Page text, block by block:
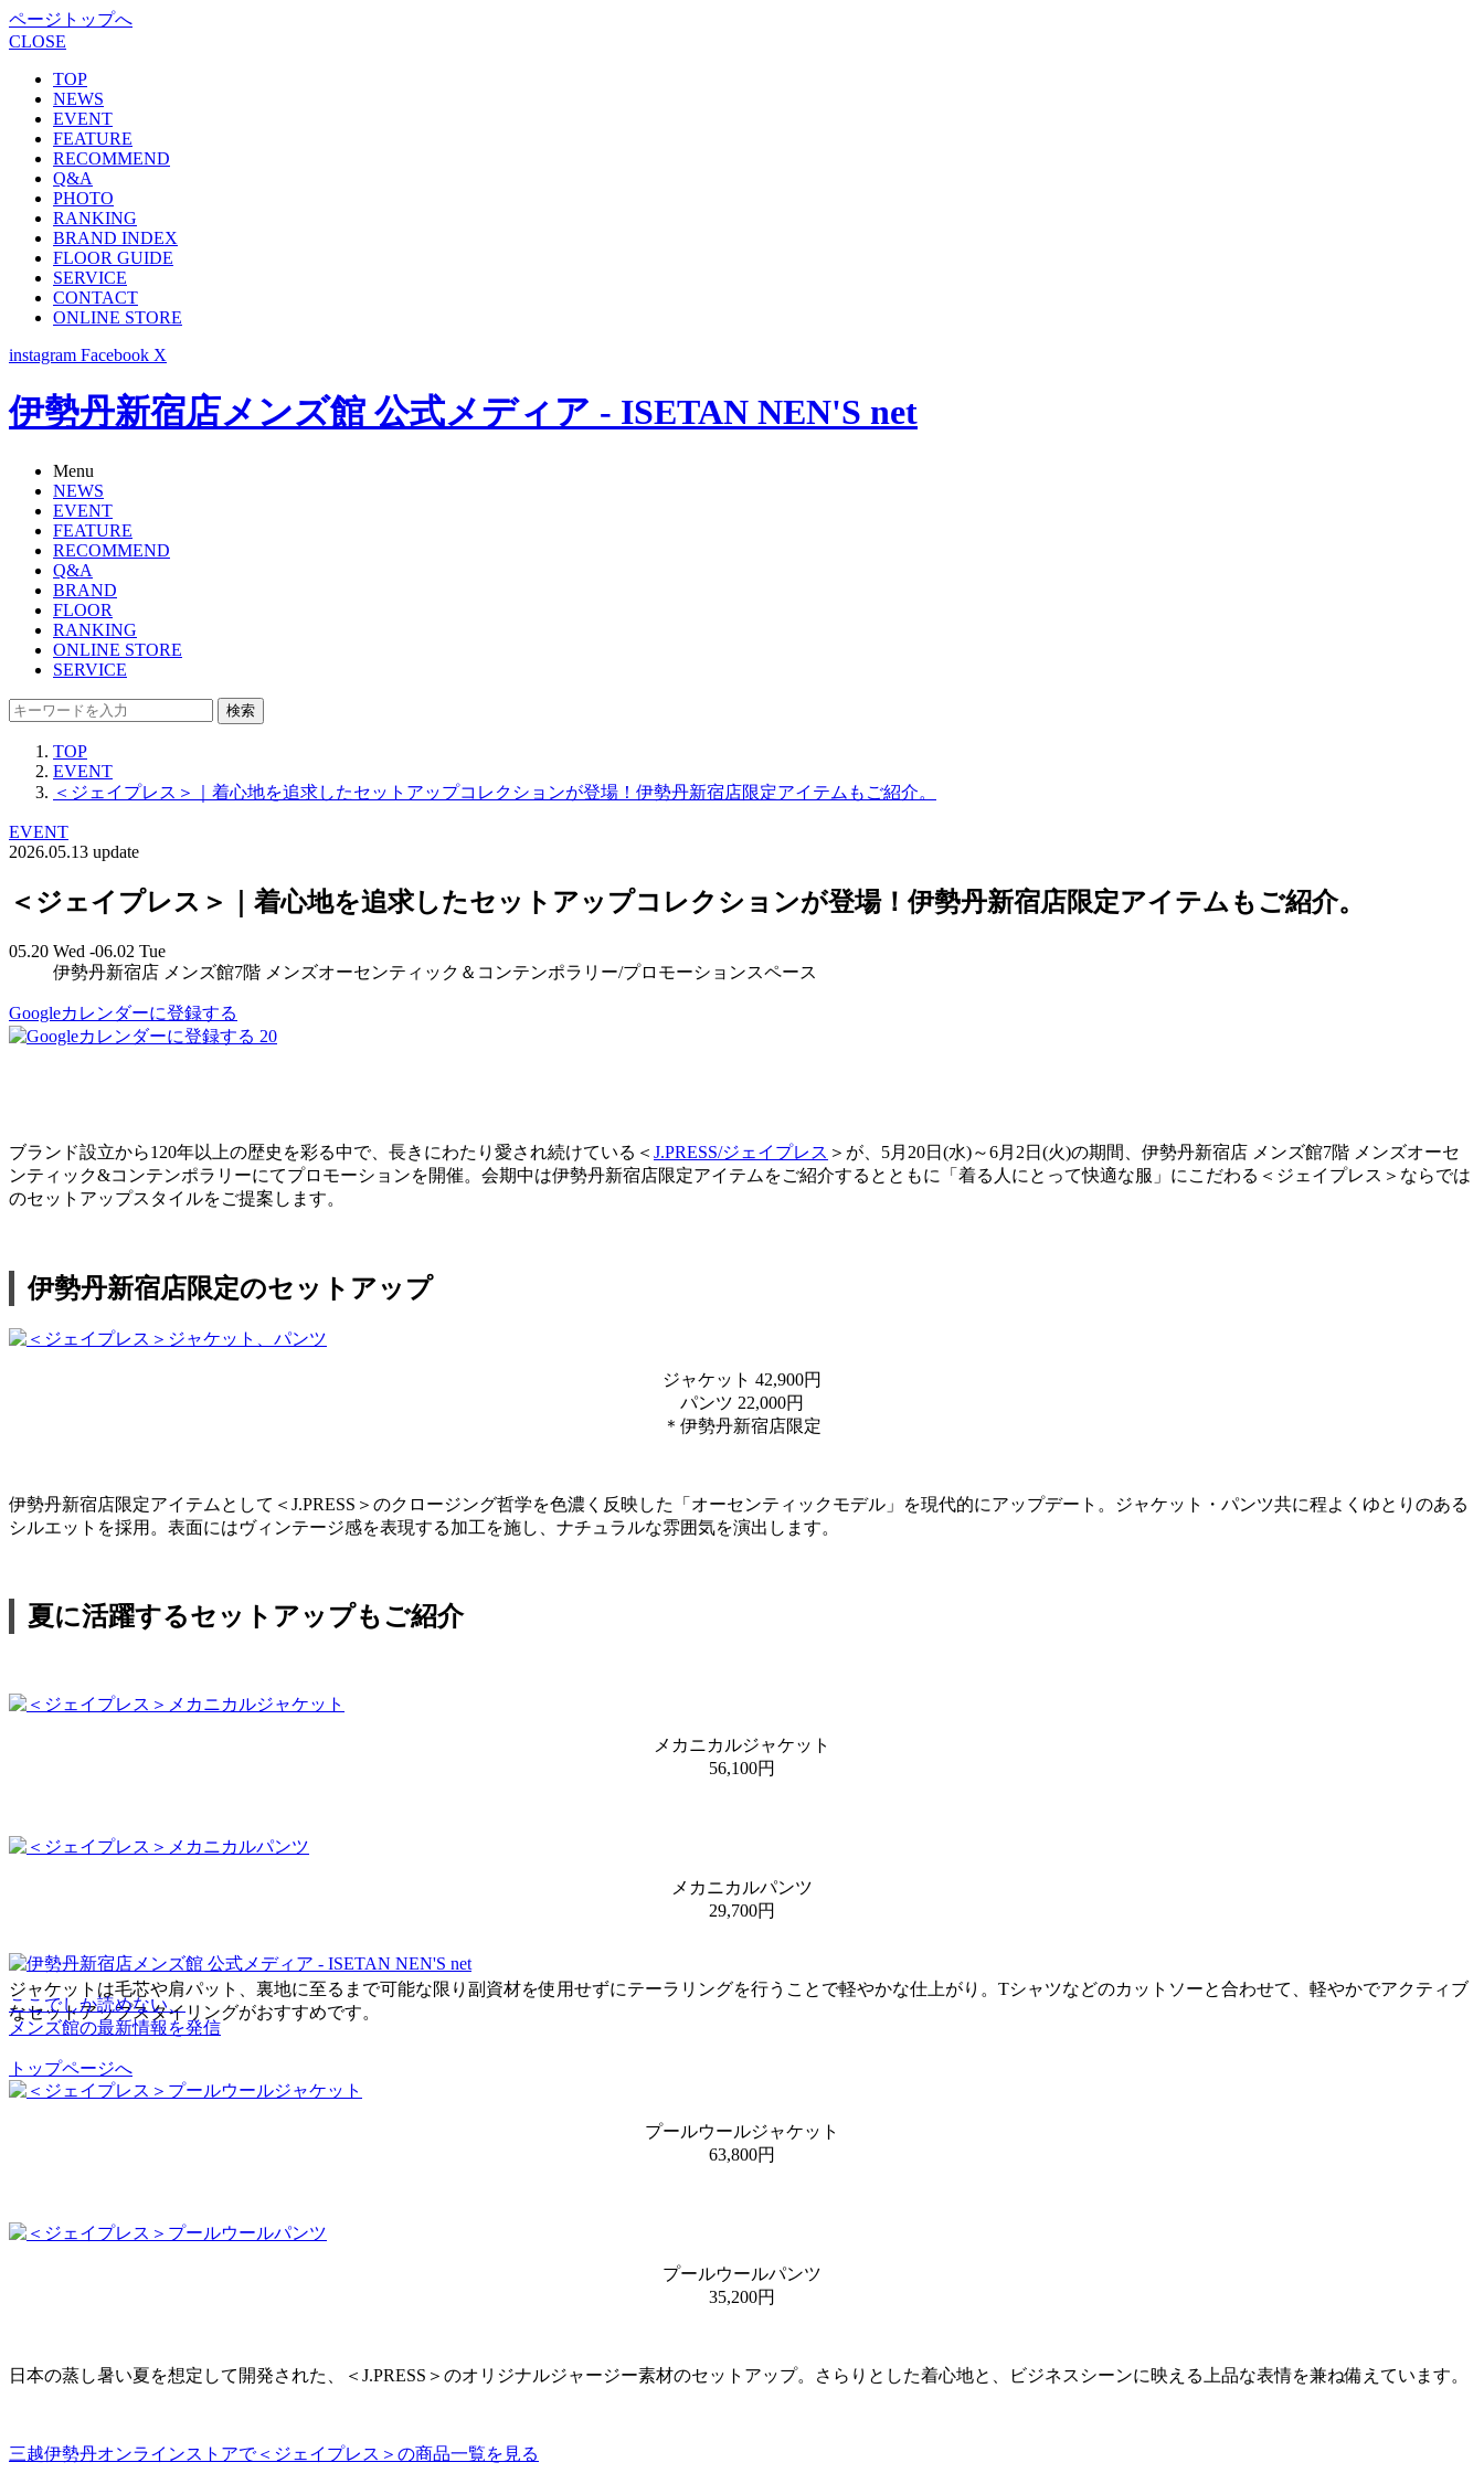
ページトップへ
CLOSE
TOP
NEWS
EVENT
FEATURE
RECOMMEND
Q&A
PHOTO
RANKING
BRAND INDEX
FLOOR GUIDE
SERVICE
CONTACT
ONLINE STORE
instagram Facebook X
伊勢丹新宿店メンズ館 公式メディア - ISETAN NEN'S net
Menu
NEWS
EVENT
FEATURE
RECOMMEND
Q&A
BRAND
FLOOR
RANKING
ONLINE STORE
SERVICE
検索
TOP
EVENT
＜ジェイプレス＞｜着心地を追求したセットアップコレクションが登場！伊勢丹新宿店限定アイテムもご紹介。
EVENT
2026.05.13 update
＜ジェイプレス＞｜着心地を追求したセットアップコレクションが登場！伊勢丹新宿店限定アイテムもご紹介。
05.20 Wed -06.02 Tue
伊勢丹新宿店 メンズ館7階 メンズオーセンティック＆コンテンポラリー/プロモーションスペース
Googleカレンダーに登録する
20
ブランド設立から120年以上の歴史を彩る中で、長きにわたり愛され続けている＜ J.PRESS/ジェイプレス ＞が、5月20日(水)～6月2日(火)の期間、伊勢丹新宿店 メンズ館7階 メンズオーセ
ンティック&コンテンポラリーにてプロモーションを開催。会期中は伊勢丹新宿店限定アイテムをご紹介するとともに「着る人にとって快適な服」にこだわる＜ジェイプレス＞ならでは
のセットアップスタイルをご提案します。
伊勢丹新宿店限定のセットアップ
ジャケット 42,900円
パンツ 22,000円
＊伊勢丹新宿店限定
伊勢丹新宿店限定アイテムとして＜J.PRESS＞のクロージング哲学を色濃く反映した「オーセンティックモデル」を現代的にアップデート。ジャケット・パンツ共に程よくゆとりのある
シルエットを採用。表面にはヴィンテージ感を表現する加工を施し、ナチュラルな雰囲気を演出します。
夏に活躍するセットアップもご紹介
メカニカルジャケット
56,100円
メカニカルパンツ
29,700円
ジャケットは毛芯や肩パット、裏地に至るまで可能な限り副資材を使用せずにテーラリングを行うことで軽やかな仕上がり。Tシャツなどのカットソーと合わせて、軽やかでアクティブ
なセットアップスタイリングがおすすめです。
プールウールジャケット
63,800円
プールウールパンツ
35,200円
日本の蒸し暑い夏を想定して開発された、＜J.PRESS＞のオリジナルジャージー素材のセットアップ。さらりとした着心地と、ビジネスシーンに映える上品な表情を兼ね備えています。
三越伊勢丹オンラインストアで＜ジェイプレス＞の商品一覧を見る
ここでしか読めない、
メンズ館の最新情報を発信
トップページへ